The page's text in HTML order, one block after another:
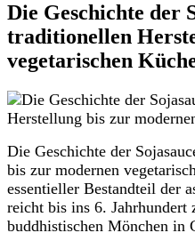
Die Geschichte der
traditionellen
vegetarischen
Die Geschichte der
bis zur modernen
essentieller Bestandteil der
reicht bis ins 6.
buddhistischen Mönchen in